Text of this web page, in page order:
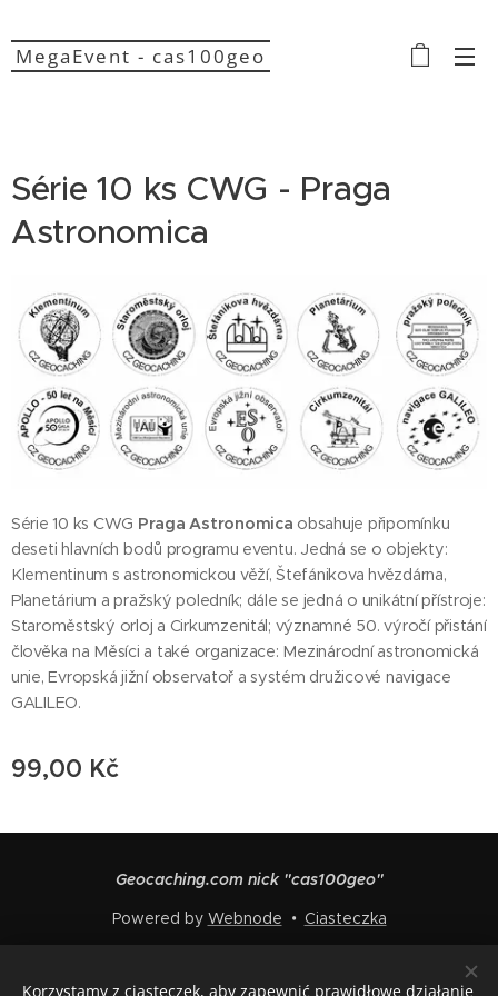
MegaEvent - cas100geo
Série 10 ks CWG - Praga
Astronomica
Série 10 ks CWG Praga Astronomica obsahuje připomínku
deseti hlavních bodů programu eventu. Jedná se o objekty:
Klementinum s astronomickou věží, Štefánikova hvězdárna,
Planetárium a pražský poledník; dále se jedná o unikátní přístroje:
Staroměstský orloj a Cirkumzenitál; významné 50. výročí přistání
člověka na Měsíci a také organizace: Mezinárodní astronomická
unie, Evropská jižní observatoř a systém družicové navigace
GALILEO.
99,00 Kč
Geocaching.com nick "cas100geo"
Powered by Webnode Ciasteczka
Korzystamy z ciasteczek, aby zapewnić prawidłowe działanie